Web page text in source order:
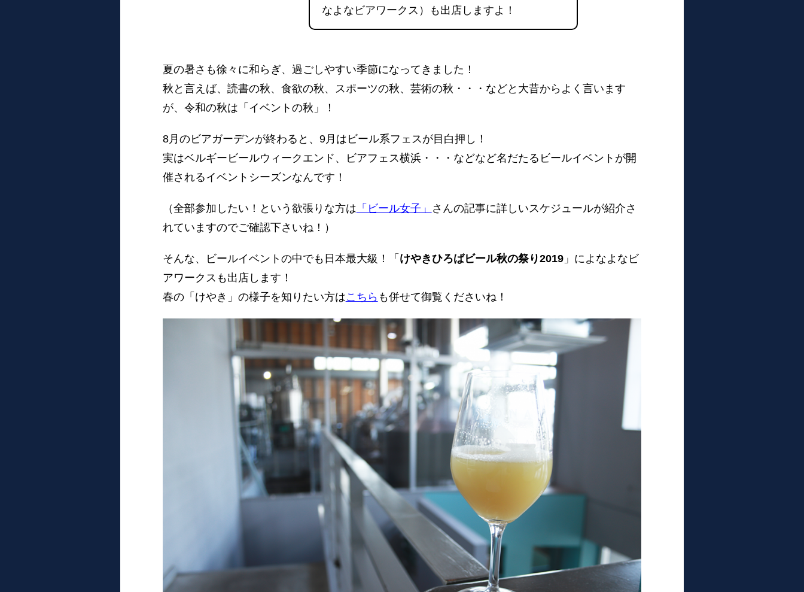
なよなビアワークス）も出店しますよ！
夏の暑さも徐々に和らぎ、過ごしやすい季節になってきました！
秋と言えば、読書の秋、食欲の秋、スポーツの秋、芸術の秋・・・などと大昔からよく言います
が、令和の秋は「イベントの秋」！
8月のビアガーデンが終わると、9月はビール系フェスが目白押し！
実はベルギービールウィークエンド、ビアフェス横浜・・・などなど名だたるビールイベントが開
催されるイベントシーズンなんです！
（全部参加したい！という欲張りな方は 「ビール女子」 さんの記事に詳しいスケジュールが紹介さ
れていますのでご確認下さいね！）
そんな、ビールイベントの中でも日本最大級！「 けやきひろばビール秋の祭り2019」によなよなビ
アワークスも出店します！
春の「けやき」の様子を知りたい方はこちら も併せて御覧くださいね！